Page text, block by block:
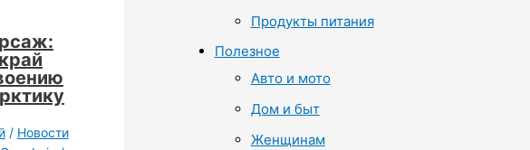
/ Новости
Продукты питания
Полезное
Авто и мото
Дом и быт
Женщинам